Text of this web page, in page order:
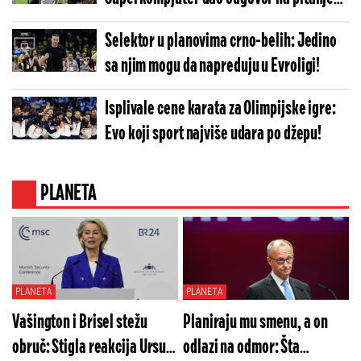
koje sve zanima
Selektor u planovima crno-belih: Jedino
sa njim mogu da napreduju u Evroligi!
Isplivale cene karata za Olimpijske igre:
Evo koji sport najviše udara po džepu!
PLANETA
PLANETA
Vašington i Brisel stežu
obruč: Stigla reakcija Ursule
PLANETA
Planiraju mu smenu, a on
odlazi na odmor: Šta